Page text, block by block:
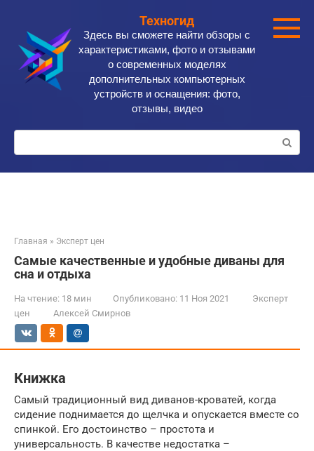
контенту
Техногид
Здесь вы сможете найти обзоры с
характеристиками, фото и отзывами
о современных моделях
дополнительных компьютерных
устройств и оснащения: фото,
отзывы, видео
Поиск:
Главная » Эксперт цен
Самые качественные и удобные диваны для
сна и отдыха
На чтение: 18 мин Опубликовано: 11 Ноя 2021
Эксперт
цен
Алексей Смирнов
Книжка
Самый традиционный вид диванов-кроватей, когда
сидение поднимается до щелчка и опускается вместе со
спинкой. Его достоинство – простота и
универсальность. В качестве недостатка –